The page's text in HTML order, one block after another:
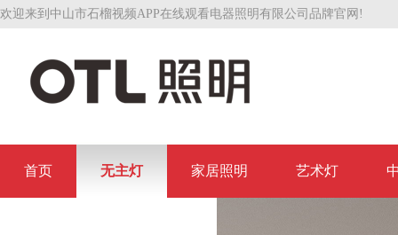
欢迎来到中山市石榴视频APP在线观看电器照明有限公司品牌官网!
首页 无主灯 家居照明 艺术灯